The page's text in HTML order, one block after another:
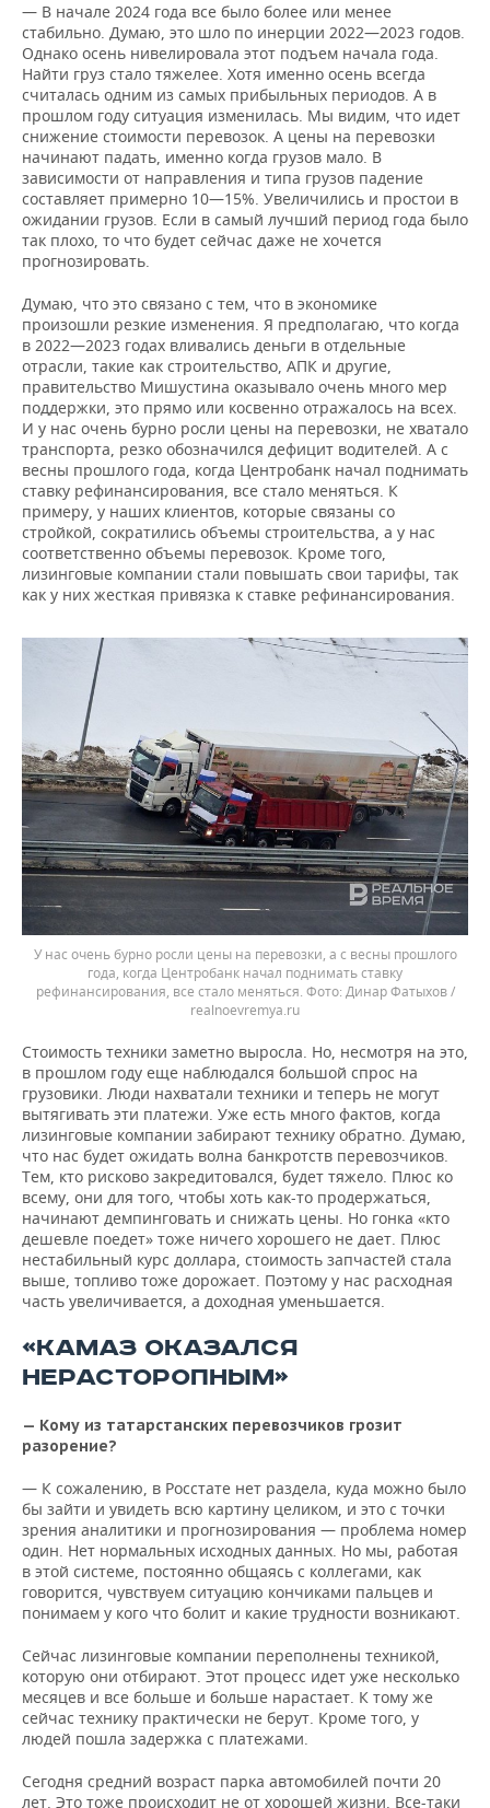
— В начале 2024 года все было более или менее
стабильно. Думаю, это шло по инерции 2022—2023 годов.
Однако осень нивелировала этот подъем начала года.
Найти груз стало тяжелее. Хотя именно осень всегда
считалась одним из самых прибыльных периодов. А в
прошлом году ситуация изменилась. Мы видим, что идет
снижение стоимости перевозок. А цены на перевозки
начинают падать, именно когда грузов мало. В
зависимости от направления и типа грузов падение
составляет примерно 10—15%. Увеличились и простои в
ожидании грузов. Если в самый лучший период года было
так плохо, то что будет сейчас даже не хочется
прогнозировать.
Думаю, что это связано с тем, что в экономике
произошли резкие изменения. Я предполагаю, что когда
в 2022—2023 годах вливались деньги в отдельные
отрасли, такие как строительство, АПК и другие,
правительство Мишустина оказывало очень много мер
поддержки, это прямо или косвенно отражалось на всех.
И у нас очень бурно росли цены на перевозки, не хватало
транспорта, резко обозначился дефицит водителей. А с
весны прошлого года, когда Центробанк начал поднимать
ставку рефинансирования, все стало меняться. К
примеру, у наших клиентов, которые связаны со
стройкой, сократились объемы строительства, а у нас
соответственно объемы перевозок. Кроме того,
лизинговые компании стали повышать свои тарифы, так
как у них жесткая привязка к ставке рефинансирования.
У нас очень бурно росли цены на перевозки, а с весны прошлого
года, когда Центробанк начал поднимать ставку
рефинансирования, все стало меняться.
Динар Фатыхов /
realnoevremya.ru
Стоимость техники заметно выросла. Но, несмотря на это,
в прошлом году еще наблюдался большой спрос на
грузовики. Люди нахватали техники и теперь не могут
вытягивать эти платежи. Уже есть много фактов, когда
лизинговые компании забирают технику обратно. Думаю,
что нас будет ожидать волна банкротств перевозчиков.
Тем, кто рисково закредитовался, будет тяжело. Плюс ко
всему, они для того, чтобы хоть как-то продержаться,
начинают демпинговать и снижать цены. Но гонка «кто
дешевле поедет» тоже ничего хорошего не дает. Плюс
нестабильный курс доллара, стоимость запчастей стала
выше, топливо тоже дорожает. Поэтому у нас расходная
часть увеличивается, а доходная уменьшается.
«КАМАЗ ОКАЗАЛСЯ
НЕРАСТОРОПНЫМ»
— Кому из татарстанских перевозчиков грозит
разорение?
— К сожалению, в Росстате нет раздела, куда можно было
бы зайти и увидеть всю картину целиком, и это с точки
зрения аналитики и прогнозирования — проблема номер
один. Нет нормальных исходных данных. Но мы, работая
в этой системе, постоянно общаясь с коллегами, как
говорится, чувствуем ситуацию кончиками пальцев и
понимаем у кого что болит и какие трудности возникают.
Сейчас лизинговые компании переполнены техникой,
которую они отбирают. Этот процесс идет уже несколько
месяцев и все больше и больше нарастает. К тому же
сейчас технику практически не берут. Кроме того, у
людей пошла задержка с платежами.
Сегодня средний возраст парка автомобилей почти 20
лет. Это тоже происходит не от хорошей жизни. Все-таки